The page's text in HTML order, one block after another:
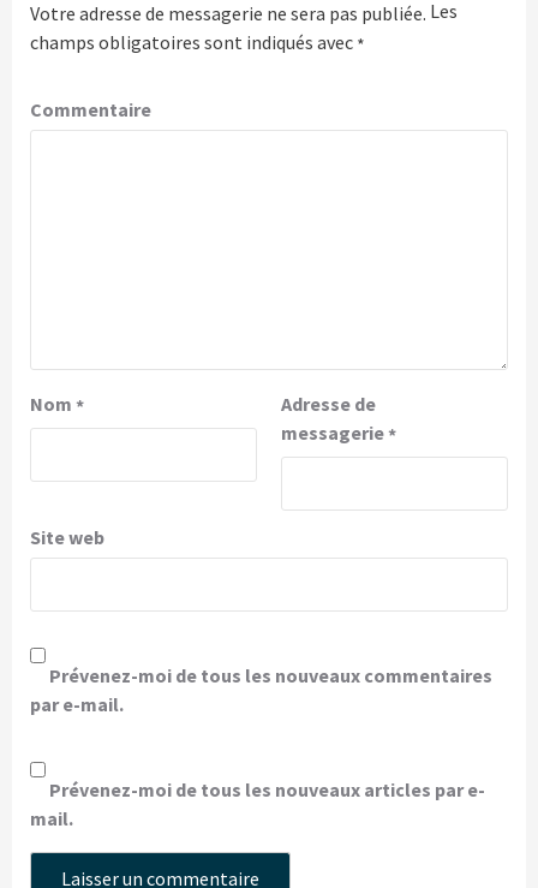
Votre adresse de messagerie ne sera pas publiée. Les
champs obligatoires sont indiqués avec *
Commentaire
Nom *
Adresse de
messagerie*
Site web
Prévenez-moi de tous les nouveaux commentaires
par e-mail.
Prévenez-moi de tous les nouveaux articles par e-
mail.